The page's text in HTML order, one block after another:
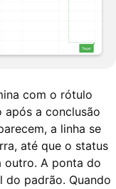
com o rótulo
a conclusão
a linha se
até que o status
outro. A ponta do
padrão. Quando